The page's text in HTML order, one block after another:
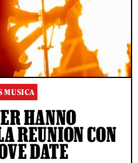
MUSICA
HANNO
REUNION CON
DATE